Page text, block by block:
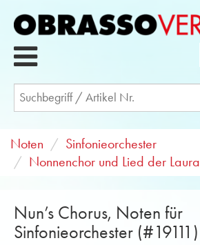
Noten
Sinfonieorchester
Nonnenchor und Lied der Laura
Nun’s Chorus, Noten für
Sinfonieorchester (#19111)